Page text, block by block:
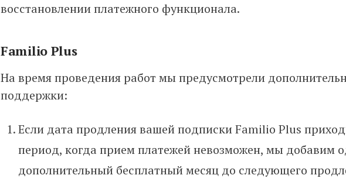
восстановлении платежного функционала.
Familio Plus
На время проведения работ мы предусмотрели
поддержки:
Если дата продления вашей подписки Familio Plus
период, когда прием платежей невозможен, мы добавим
дополнительный бесплатный месяц до следующего